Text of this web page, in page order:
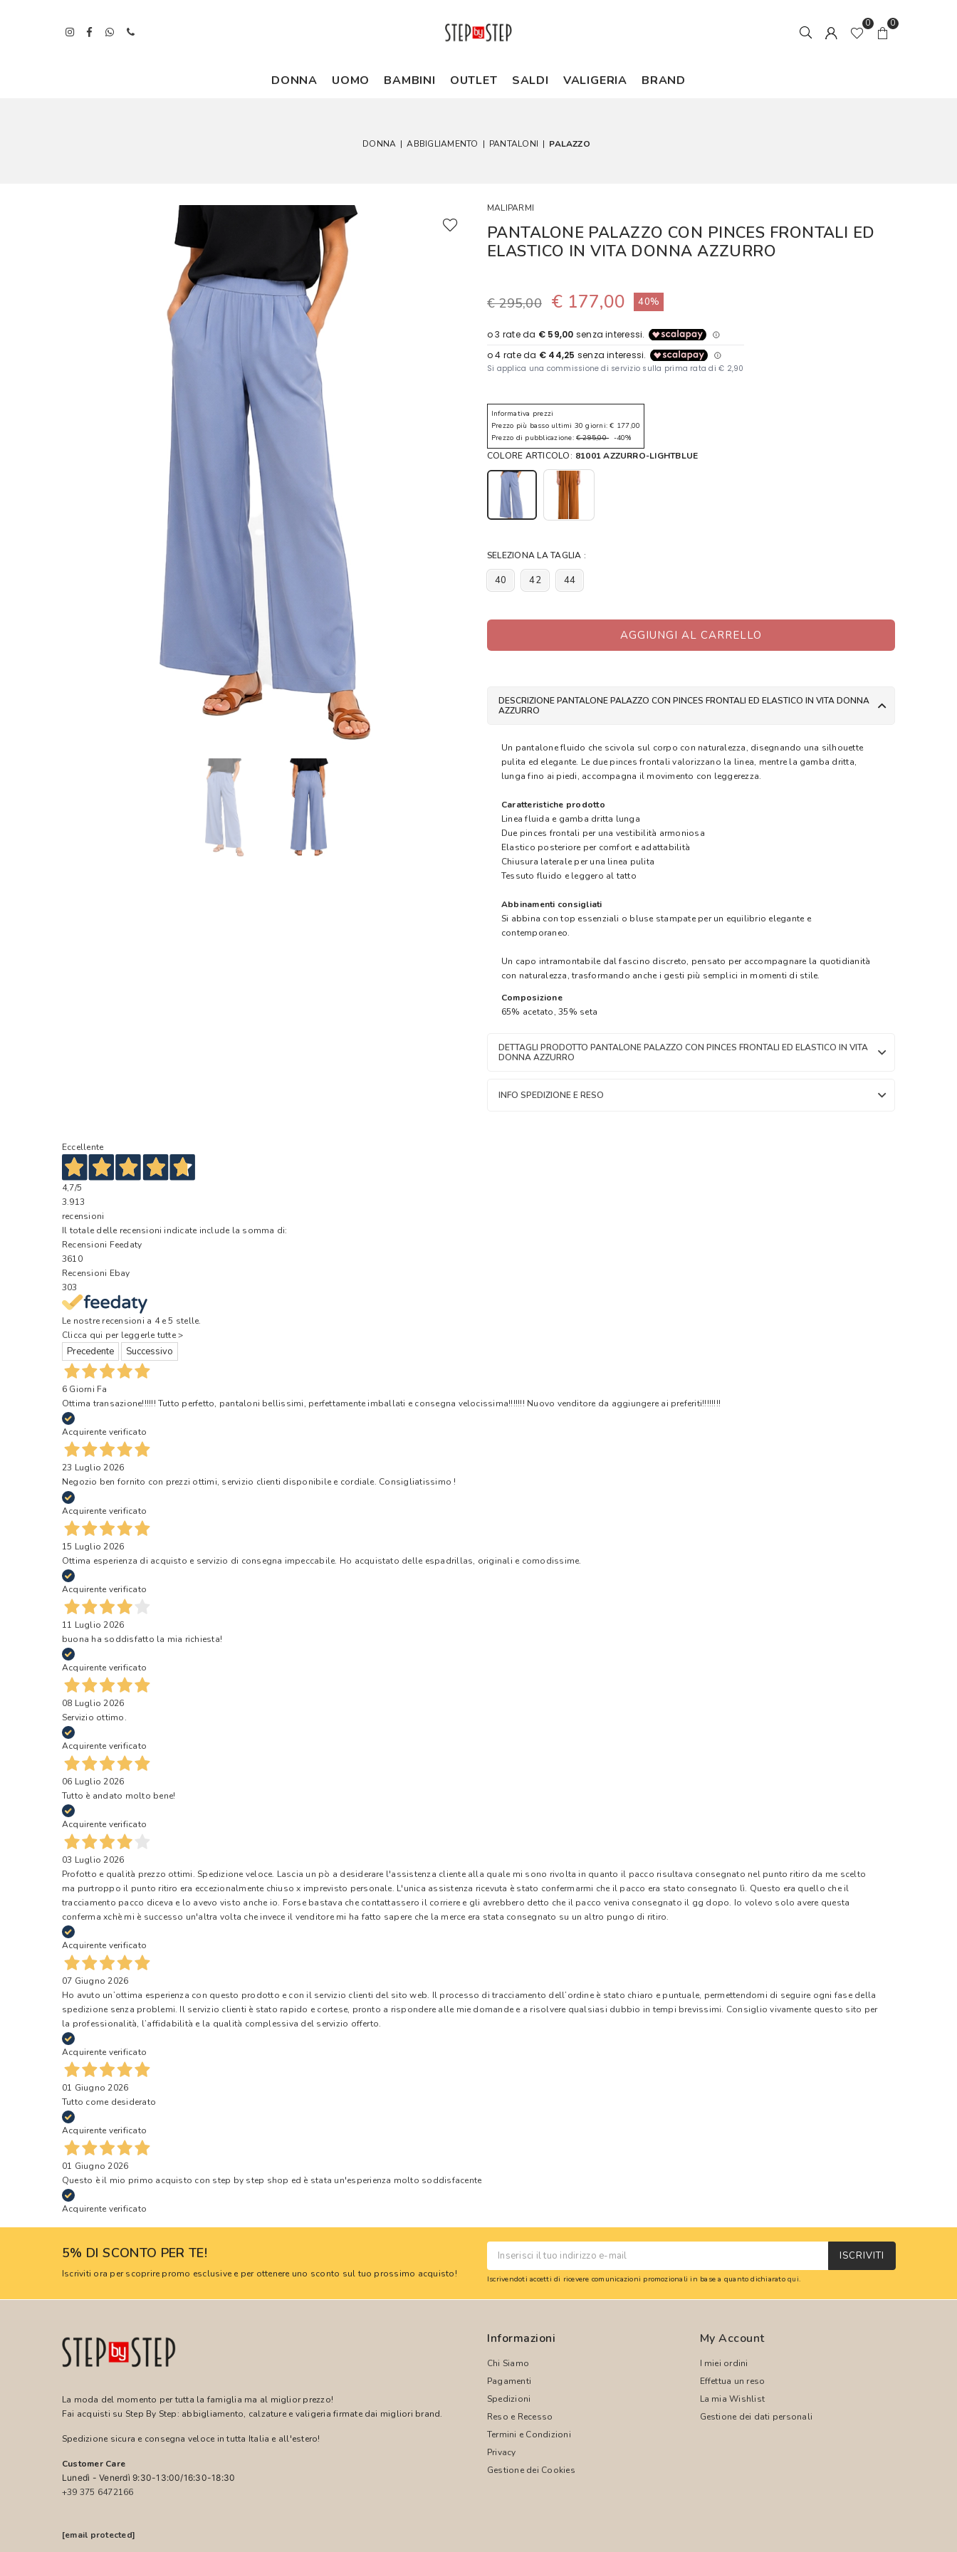
0 0
DONNA UOMO BAMBINI OUTLET SALDI VALIGERIA BRAND
DONNA | ABBIGLIAMENTO | PANTALONI | PALAZZO
MALIPARMI
PANTALONE PALAZZO CON PINCES FRONTALI ED
ELASTICO IN VITA DONNA AZZURRO
€ 295,00 € 177,00 40%
Informativa prezzi
Prezzo più basso ultimi 30 giorni: € 177,00
Prezzo di pubblicazione: € 295,00-40%
COLORE ARTICOLO: 81001 AZZURRO-LIGHTBLUE
SELEZIONA LA TAGLIA :
40 42 44
AGGIUNGI AL CARRELLO
DESCRIZIONE PANTALONE PALAZZO CON PINCES FRONTALI ED ELASTICO IN VITA DONNA
AZZURRO
Un pantalone fluido che scivola sul corpo con naturalezza, disegnando una silhouette
pulita ed elegante. Le due pinces frontali valorizzano la linea, mentre la gamba dritta,
lunga fino ai piedi, accompagna il movimento con leggerezza.
Caratteristiche prodotto
Linea fluida e gamba dritta lunga
Due pinces frontali per una vestibilità armoniosa
Elastico posteriore per comfort e adattabilità
Chiusura laterale per una linea pulita
Tessuto fluido e leggero al tatto
Abbinamenti consigliati
Si abbina con top essenziali o bluse stampate per un equilibrio elegante e
contemporaneo.
Un capo intramontabile dal fascino discreto, pensato per accompagnare la quotidianità
con naturalezza, trasformando anche i gesti più semplici in momenti di stile.
Composizione
65% acetato, 35% seta
DETTAGLI PRODOTTO PANTALONE PALAZZO CON PINCES FRONTALI ED ELASTICO IN VITA
DONNA AZZURRO
INFO SPEDIZIONE E RESO
Eccellente
4,7/5
3.913
recensioni
Il totale delle recensioni indicate include la somma di:
Recensioni Feedaty
3610
Recensioni Ebay
303
Le nostre recensioni a 4 e 5 stelle.
Clicca qui per leggerle tutte >
Precedente Successivo
6 Giorni Fa
Ottima transazione!!!!!! Tutto perfetto, pantaloni bellissimi, perfettamente imballati e consegna velocissima!!!!!!! Nuovo venditore da aggiungere ai preferiti!!!!!!!!
Acquirente verificato
23 Luglio 2026
Negozio ben fornito con prezzi ottimi, servizio clienti disponibile e cordiale. Consigliatissimo !
Acquirente verificato
15 Luglio 2026
Ottima esperienza di acquisto e servizio di consegna impeccabile. Ho acquistato delle espadrillas, originali e comodissime.
Acquirente verificato
11 Luglio 2026
buona ha soddisfatto la mia richiesta!
Acquirente verificato
08 Luglio 2026
Servizio ottimo.
Acquirente verificato
06 Luglio 2026
Tutto è andato molto bene!
Acquirente verificato
03 Luglio 2026
Profotto e qualità prezzo ottimi. Spedizione veloce. Lascia un pò a desiderare l'assistenza cliente alla quale mi sono rivolta in quanto il pacco risultava consegnato nel punto ritiro da me scelto
ma purtroppo il punto ritiro era eccezionalmente chiuso x imprevisto personale. L'unica assistenza ricevuta è stato confermarmi che il pacco era stato consegnato lì. Questo era quello che il
tracciamento pacco diceva e lo avevo visto anche io. Forse bastava che contattassero il corriere e gli avrebbero detto che il pacco veniva consegnato il gg dopo. Io volevo solo avere questa
conferma xchè mi è successo un'altra volta che invece il venditore mi ha fatto sapere che la merce era stata consegnato su un altro pungo di ritiro.
Acquirente verificato
07 Giugno 2026
Ho avuto un’ottima esperienza con questo prodotto e con il servizio clienti del sito web. Il processo di tracciamento dell’ordine è stato chiaro e puntuale, permettendomi di seguire ogni fase della
spedizione senza problemi. Il servizio clienti è stato rapido e cortese, pronto a rispondere alle mie domande e a risolvere qualsiasi dubbio in tempi brevissimi. Consiglio vivamente questo sito per
la professionalità, l’affidabilità e la qualità complessiva del servizio offerto.
Acquirente verificato
01 Giugno 2026
Tutto come desiderato
Acquirente verificato
01 Giugno 2026
Questo è il mio primo acquisto con step by step shop ed è stata un'esperienza molto soddisfacente
Acquirente verificato
5% DI SCONTO PER TE!
Iscriviti ora per scoprire promo esclusive e per ottenere uno sconto sul tuo prossimo acquisto!
ISCRIVITI
Iscrivendoti accetti di ricevere comunicazioni promozionali in base a quanto dichiaratoqui.
La moda del momento per tutta la famiglia ma al miglior prezzo!
Fai acquisti su Step By Step: abbigliamento, calzature e valigeria firmate dai migliori brand.
Spedizione sicura e consegna veloce in tutta Italia e all'estero!
Customer Care
Lunedì - Venerdì 9:30-13:00/16:30-18:30
+39 375 6472166
[email protected]
Informazioni
Chi Siamo
Pagamenti
Spedizioni
Reso e Recesso
Termini e Condizioni
Privacy
Gestione dei Cookies
My Account
I miei ordini
Effettua un reso
La mia Wishlist
Gestione dei dati personali